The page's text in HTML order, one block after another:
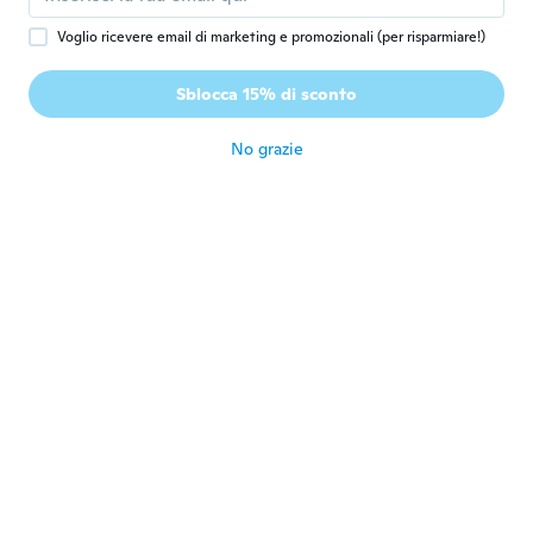
Iscrizione dal 2022
circa un anno fa
J Iscrizione dal 2015 · 456 recensioni · 124 caricamenti
Voglio ricevere email di marketing e promozionali (per risparmiare!)
Sblocca 15% di sconto
No grazie